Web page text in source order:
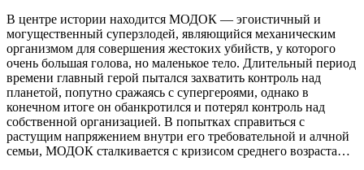
В центре истории находится МОДОК — эгоистичный и
могущественный суперзлодей, являющийся механическим
организмом для совершения жестоких убийств, у которого
очень большая голова, но маленькое тело. Длительный период
времени главный герой пытался захватить контроль над
планетой, попутно сражаясь с супергероями, однако в
конечном итоге он обанкротился и потерял контроль над
собственной организацией. В попытках справиться с
растущим напряжением внутри его требовательной и алчной
семьи, МОДОК сталкивается с кризисом среднего возраста…